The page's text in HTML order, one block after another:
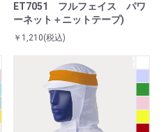
ET7051 フルフェイス パワ
ーネット＋ニットテープ)
￥1,210(税込)